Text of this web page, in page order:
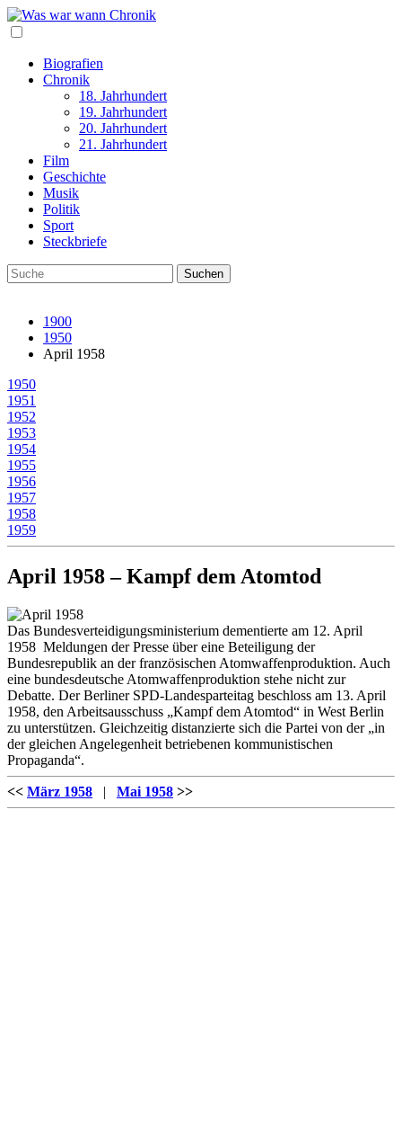
Biografien
Chronik
18. Jahrhundert
19. Jahrhundert
20. Jahrhundert
21. Jahrhundert
Film
Geschichte
Musik
Politik
Sport
Steckbriefe
1900
1950
April 1958
1950
1951
1952
1953
1954
1955
1956
1957
1958
1959
April 1958 – Kampf dem Atomtod
Das Bundesverteidigungsministerium dementierte am 12. April
1958 Meldungen der Presse über eine Beteiligung der
Bundesrepublik an der französischen Atomwaffenproduktion. Auch
eine bundesdeutsche Atomwaffenproduktion stehe nicht zur
Debatte. Der Berliner SPD-Landesparteitag beschloss am 13. April
1958, den Arbeitsausschuss „Kampf dem Atomtod“ in West Berlin
zu unterstützen. Gleichzeitig distanzierte sich die Partei von der „in
der gleichen Angelegenheit betriebenen kommunistischen
Propaganda“.
<< März 1958 | Mai 1958 >>